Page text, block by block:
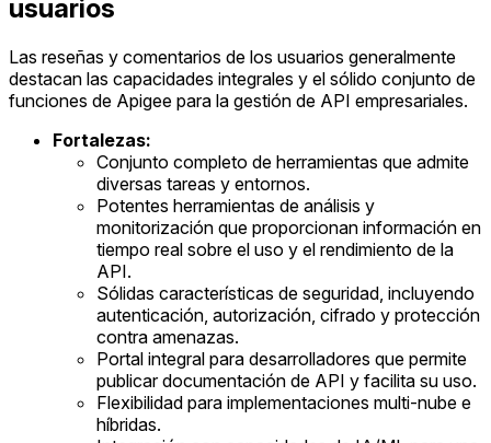
usuarios
Las reseñas y comentarios de los usuarios generalmente
destacan las capacidades integrales y el sólido conjunto de
funciones de Apigee para la gestión de API empresariales.
Fortalezas:
Conjunto completo de herramientas que admite
diversas tareas y entornos.
Potentes herramientas de análisis y
monitorización que proporcionan información en
tiempo real sobre el uso y el rendimiento de la
API.
Sólidas características de seguridad, incluyendo
autenticación, autorización, cifrado y protección
contra amenazas.
Portal integral para desarrolladores que permite
publicar documentación de API y facilita su uso.
Flexibilidad para implementaciones multi-nube e
híbridas.